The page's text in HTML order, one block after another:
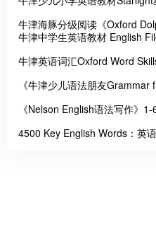
牛津海豚分级阅读《Oxford
Readers》
牛津中学生英语教材 English
牛津英语词汇Oxford Word
《牛津少儿语法朋友Grammar
《Nelson English语法写作》
4500 Key English Words：英